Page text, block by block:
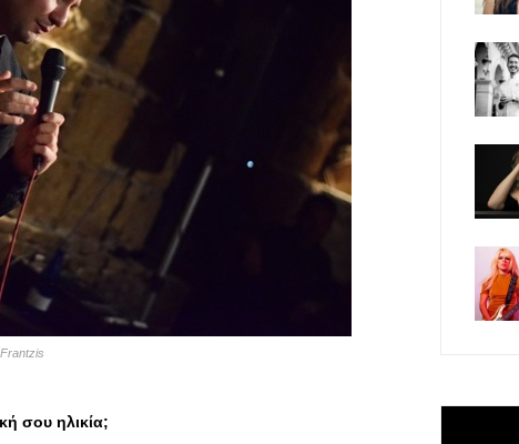
σου ηλικία;